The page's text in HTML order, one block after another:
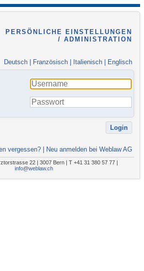
PERSÖNLICHE EINSTELLUNGEN
/ ADMINISTRATION
Deutsch Französisch Italienisch Englisch
vergessen? Neu anmelden bei Weblaw AG
22 | 3007 Bern | T +41 31 380 57 77 |
info@weblaw.ch